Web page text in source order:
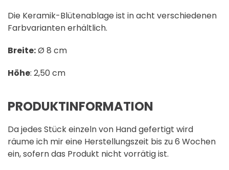
Die Keramik-Blütenablage ist in acht verschiedenen
Farbvarianten erhältlich.
Breite:Ø 8 cm
Höhe: 2,50 cm
PRODUKTINFORMATION
Da jedes Stück einzeln von Hand gefertigt wird
räume ich mir eine Herstellungszeit bis zu 6 Wochen
ein, sofern das Produkt nicht vorrätig ist.